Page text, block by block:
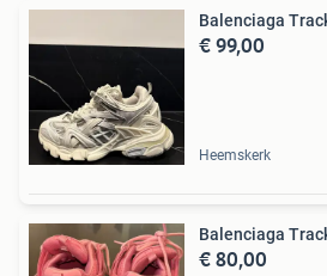
Balenciaga
€ 99,00
Heemskerk
Balenciaga
€ 80,00